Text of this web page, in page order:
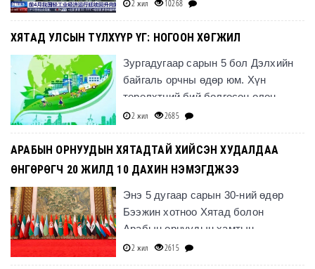
өнгөрсөн он
2 жил 10268
ХЯТАД УЛСЫН ТҮЛХҮҮР ҮГ: НОГООН ХӨГЖИЛ
Зургадугаар сарын 5 бол Дэлхийн
байгаль орчны өдөр юм. Хүн
төрөлхтний бий болгосон олон
янзын аюул заналхийлэлд эх
байгаль өртсөөр байна.
2 жил 2685
АРАБЫН ОРНУУДЫН ХЯТАДТАЙ ХИЙСЭН ХУДАЛДАА
ӨНГӨРӨГЧ 20 ЖИЛД 10 ДАХИН НЭМЭГДЖЭЭ
Энэ 5 дугаар сарын 30-ний өдөр
Бээжин хотноо Хятад болон
Арабын орнуудын хамтын
ажиллагааны форумын сайд нарын
түвшний 10 дугаар чуулган болж
2 жил 2615